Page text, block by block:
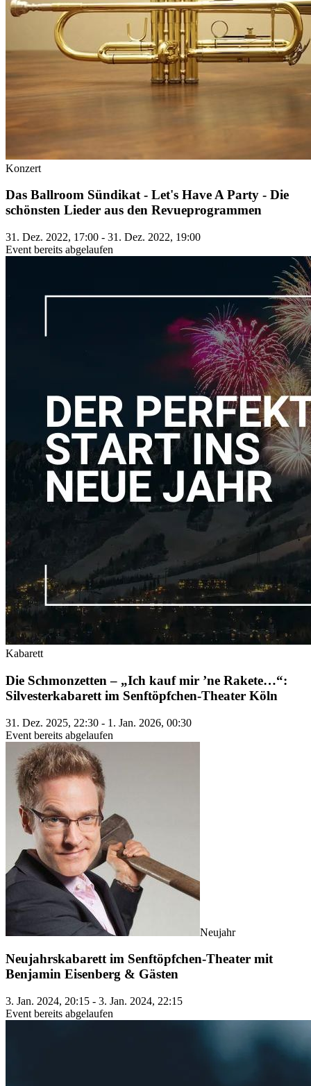
Konzert
Das Ballroom Sündikat - Let's Have A Party - Die
schönsten Lieder aus den Revueprogrammen
31. Dez. 2022, 17:00 - 31. Dez. 2022, 19:00
Event bereits abgelaufen
Kabarett
Die Schmonzetten – „Ich kauf mir ’ne Rakete…“:
Silvesterkabarett im Senftöpfchen-Theater Köln
31. Dez. 2025, 22:30 - 1. Jan. 2026, 00:30
Event bereits abgelaufen
Neujahr
Neujahrskabarett im Senftöpfchen-Theater mit
Benjamin Eisenberg & Gästen
3. Jan. 2024, 20:15 - 3. Jan. 2024, 22:15
Event bereits abgelaufen